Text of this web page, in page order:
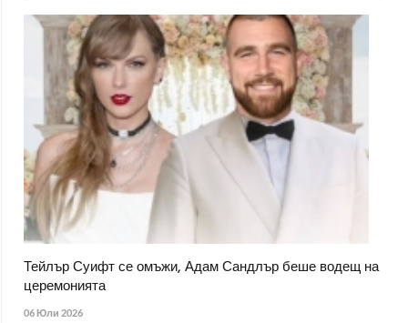
Тейлър Суифт се омъжи, Адам Сандлър беше водещ на
церемонията
06 Юли 2026